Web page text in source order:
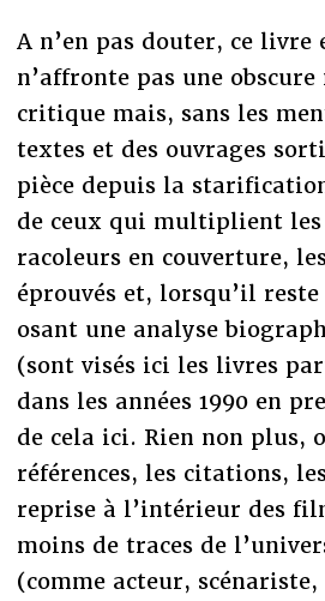
A n’en pas douter, ce
n’affronte pas une obscure
critique mais, sans les
textes et des ouvrages
pièce depuis la
de ceux qui multiplient
racoleurs en couverture,
éprouvés et, lorsqu’il
osant une analyse
(sont visés ici les livres
dans les années 1990 en
de cela ici. Rien non plus,
références, les citations,
reprise à l’intérieur des
moins de traces de
(comme acteur,